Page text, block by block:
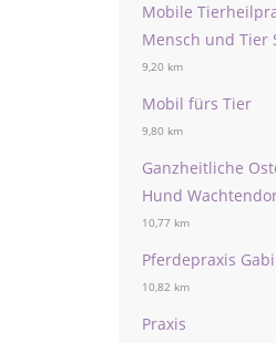
Mobile
Mensch und Tier
9,20 km
Mobil fürs Tier
9,80 km
Ganzheitliche
Hund
10,77 km
Pferdepraxis
10,82 km
Praxis